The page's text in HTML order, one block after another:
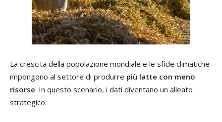
La crescita della popolazione mondiale e le sfide climatiche
impongono al settore di produrre più latte con meno
risorse. In questo scenario, i dati diventano un alleato
strategico.